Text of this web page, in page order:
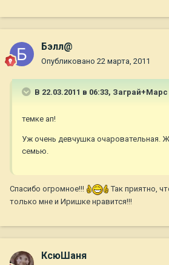
Бэлл@
Опубликовано 22 марта, 2011
В 22.03.2011 в 06:33, Заграй+Марс
темке ап!
Уж очень девчушка очаровательная.
семью.
Спасибо огромное!!!
Так приятно,
только мне и Иришке нравится!!!
КсюШаня